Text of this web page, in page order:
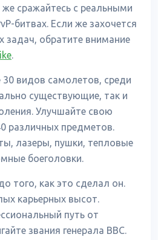
сражайтесь с реальными
битвах. Если же захочется
задач, обратите внимание
.
видов самолетов, среди
существующие, так и
Улучшайте свою
различных предметов.
лазеры, пушки, тепловые
боеголовки.
того, как это сделал он.
карьерных высот.
путь от
звания генерала ВВС.